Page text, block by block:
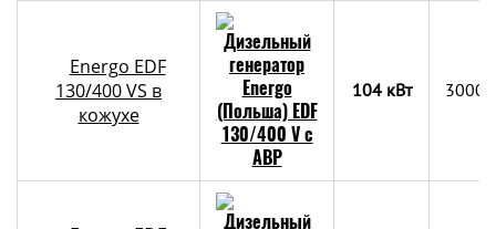
Energo EDF
130/400 VS в
кожухе
104 кВт